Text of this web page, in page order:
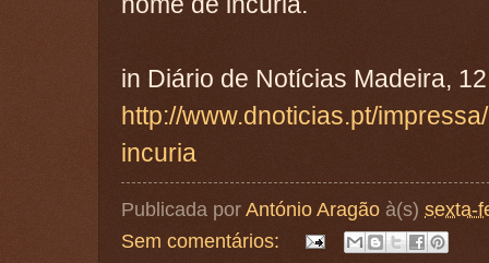
in Diário de Notícias Madeira,
http://www.dnoticias.pt/
incuria
Publicada por António Aragão à(s) sexta-
Sem comentários: